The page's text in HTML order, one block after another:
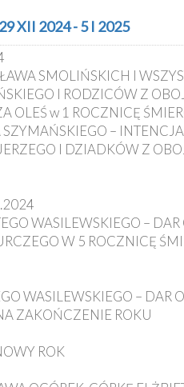
XII 2024 - 5 I 2025
SMOLIŃSKICH I
I RODZICÓW Z
OLEŚ w 1 ROCZNICĘ
–
I DZIADKÓW Z
WASILEWSKIEGO –
W 5 ROCZNICĘ
WASILEWSKIEGO – DAR
ZAKOŃCZENIE ROKU
ROK